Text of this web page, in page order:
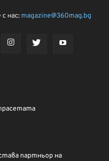
нас: magazine@360mag.bg
партньор на